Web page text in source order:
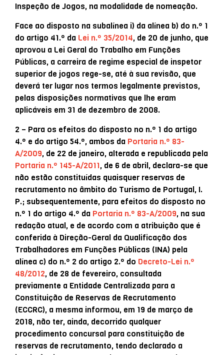
Inspeção de Jogos, na modalidade de nomeação.
Face ao disposto na subalínea i) da alínea b) do n.º 1
do artigo 41.º da Lei n.º 35/2014, de 20 de junho, que
aprovou a Lei Geral do Trabalho em Funções
Públicas, a carreira de regime especial de inspetor
superior de jogos rege-se, até à sua revisão, que
deverá ter lugar nos termos legalmente previstos,
pelas disposições normativas que lhe eram
aplicáveis em 31 de dezembro de 2008.
2 – Para os efeitos do disposto no n.º 1 do artigo
4.º e do artigo 54.º, ambos da Portaria n.º 83-
A/2009, de 22 de janeiro, alterada e republicada pela
Portaria n.º 145-A/2011, de 6 de abril, declara-se que
não estão constituídas quaisquer reservas de
recrutamento no âmbito do Turismo de Portugal, I.
P.; subsequentemente, para efeitos do disposto no
n.º 1 do artigo 4.º da Portaria n.º 83-A/2009, na sua
redação atual, e de acordo com a atribuição que é
conferida à Direção-Geral da Qualificação dos
Trabalhadores em Funções Públicas (INA) pela
alínea c) do n.º 2 do artigo 2.º do Decreto-Lei n.º
48/2012, de 28 de fevereiro, consultada
previamente a Entidade Centralizada para a
Constituição de Reservas de Recrutamento
(ECCRC), a mesma informou, em 19 de março de
2018, não ter, ainda, decorrido qualquer
procedimento concursal para constituição de
reservas de recrutamento, tendo declarado a